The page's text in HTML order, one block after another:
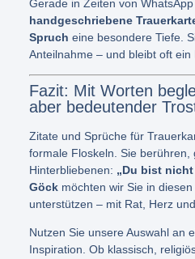
Gerade in Zeiten von
handgeschriebene
Spruch eine besondere Tiefe.
Anteilnahme – und bleibt oft ein
Fazit: Mit Worten
aber bedeutender
Zitate und Sprüche für
formale Floskeln. Sie berühren,
Hinterbliebenen: „Du bist nicht
Göckmöchten wir Sie in
unterstützen – mit Rat, Herz
Nutzen Sie unsere Auswahl an
Inspiration. Ob klassisch,